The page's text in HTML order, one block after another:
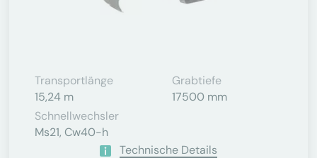
Transportlänge
15,24 m
Grabtiefe
17500 mm
Schnellwechsler
Ms21, Cw40-h
Technische Details